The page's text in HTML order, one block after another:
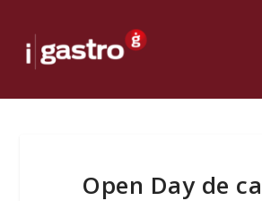
Open Day de